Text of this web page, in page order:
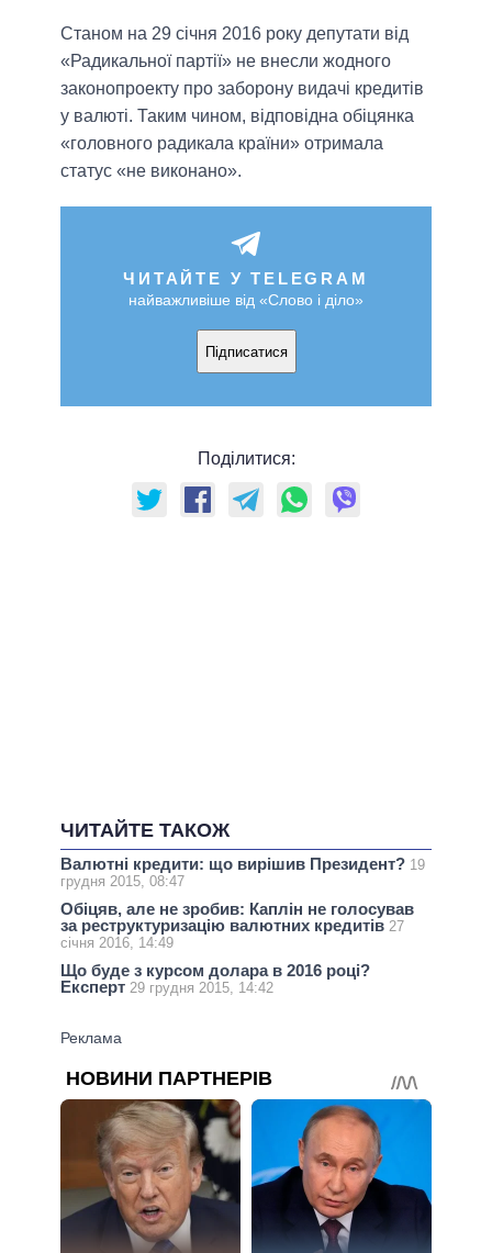
Станом на 29 січня 2016 року депутати від
«Радикальної партії» не внесли жодного
законопроекту про заборону видачі кредитів
у валюті. Таким чином, відповідна обіцянка
«головного радикала країни» отримала
статус «не виконано».
ЧИТАЙТЕ У TELEGRAM
найважливіше від «Слово і діло»
Підписатися
Поділитися:
ЧИТАЙТЕ ТАКОЖ
Валютні кредити: що вирішив Президент? 19
грудня 2015, 08:47
Обіцяв, але не зробив: Каплін не голосував
за реструктуризацію валютних кредитів 27
січня 2016, 14:49
Що буде з курсом долара в 2016 році?
Експерт 29 грудня 2015, 14:42